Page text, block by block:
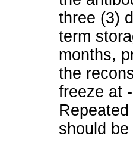
three (3)
term
months,
the
freeze at
should